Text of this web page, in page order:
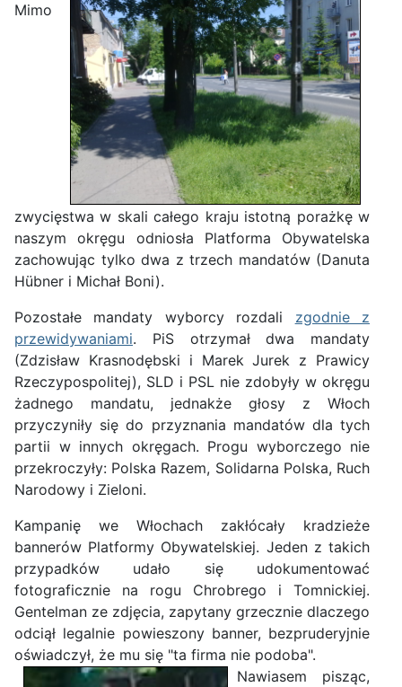
Mimo
zwycięstwa w skali całego kraju istotną porażkę w
naszym okręgu odniosła Platforma Obywatelska
zachowując tylko dwa z trzech mandatów (Danuta
Hübner i Michał Boni).
Pozostałe mandaty wyborcy rozdali zgodnie z
przewidywaniami. PiS otrzymał dwa mandaty
(Zdzisław Krasnodębski i Marek Jurek z Prawicy
Rzeczypospolitej), SLD i PSL nie zdobyły w okręgu
żadnego mandatu, jednakże głosy z Włoch
przyczyniły się do przyznania mandatów dla tych
partii w innych okręgach. Progu wyborczego nie
przekroczyły: Polska Razem, Solidarna Polska, Ruch
Narodowy i Zieloni.
Kampanię we Włochach zakłócały kradzieże
bannerów Platformy Obywatelskiej. Jeden z takich
przypadków udało się udokumentować
fotograficznie na rogu Chrobrego i Tomnickiej.
Gentelman ze zdjęcia, zapytany grzecznie dlaczego
odciął legalnie powieszony banner, bezpruderyjnie
oświadczył, że mu się "ta firma nie podoba".
Nawiasem pisząc,